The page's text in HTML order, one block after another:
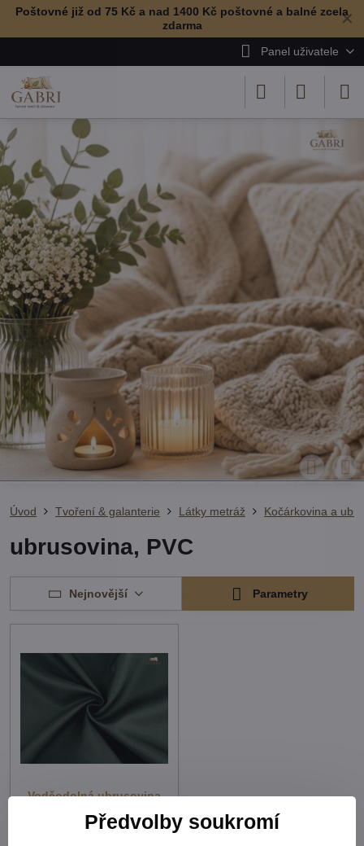
✕
Poštovné již od 75 Kč a nad 1400 Kč poštovné a balné zcela
zdarma
Panel uživatele
Úvod Tvoření & galanterie Látky metráž Kočárkovina a
ubrusovina, PVC
Nejnovější Parametry
Voděodolná ubrusovina
Skladem - externí sklad
131,62 Kč
Předvolby soukromí